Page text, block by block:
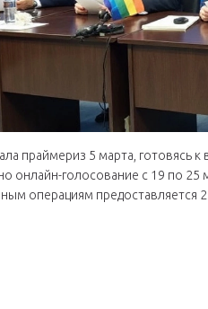
праймериз 5 марта, готовясь
онлайн-голосование с 19 по
операциям предоставляется